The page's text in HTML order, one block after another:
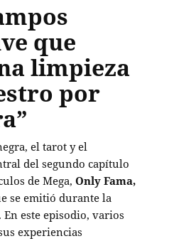
que
limpieza
por
el tarot y el
del segundo capítulo
de Mega,Only Fama,
se emitió durante la
este episodio, varios
experiencias